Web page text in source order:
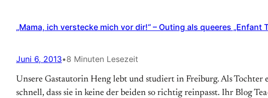
„Mama, ich verstecke mich vor dir!“ – Outing als queeres
Juni 6, 2013•8 Minuten Lesezeit
Unsere Gastautorin Heng lebt und studiert in Freiburg. Als Tochter
schnell, dass sie in keine der beiden so richtig reinpasst. Ihr Blog